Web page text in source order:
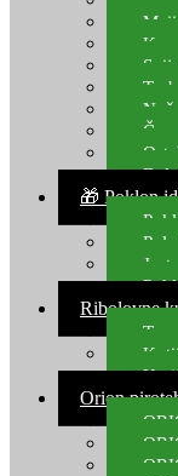
🎁 Poklon
Ribolovne
Orion